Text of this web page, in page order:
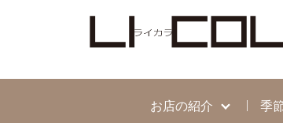
お店の紹介 季